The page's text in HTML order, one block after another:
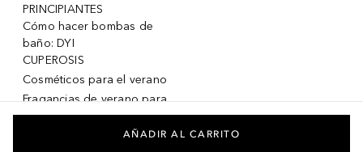
PRINCIPIANTES
Cómo hacer bombas de
baño: DYI
CUPEROSIS
Cosméticos para el verano
Fragancias de verano para
mujeres
Fragancias de verano paraAÑADIR AL CARRITO